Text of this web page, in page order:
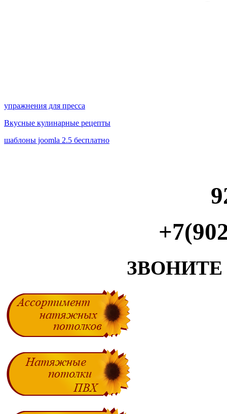
упражнения для пресса
Вкусные кулинарные рецепты
шаблоны joomla 2.5 бесплатно
ЗВОНИТЕ